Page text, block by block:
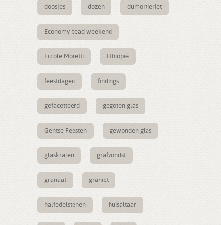
doosjes dozen dumortieriet
Economy bead weekend
Ercole Moretti Ethiopië
feestdagen findings
gefacetteerd gegoten glas
Gentse Feesten gewonden glas
glaskralen grafvondst
granaat graniet
halfedelstenen huisaltaar